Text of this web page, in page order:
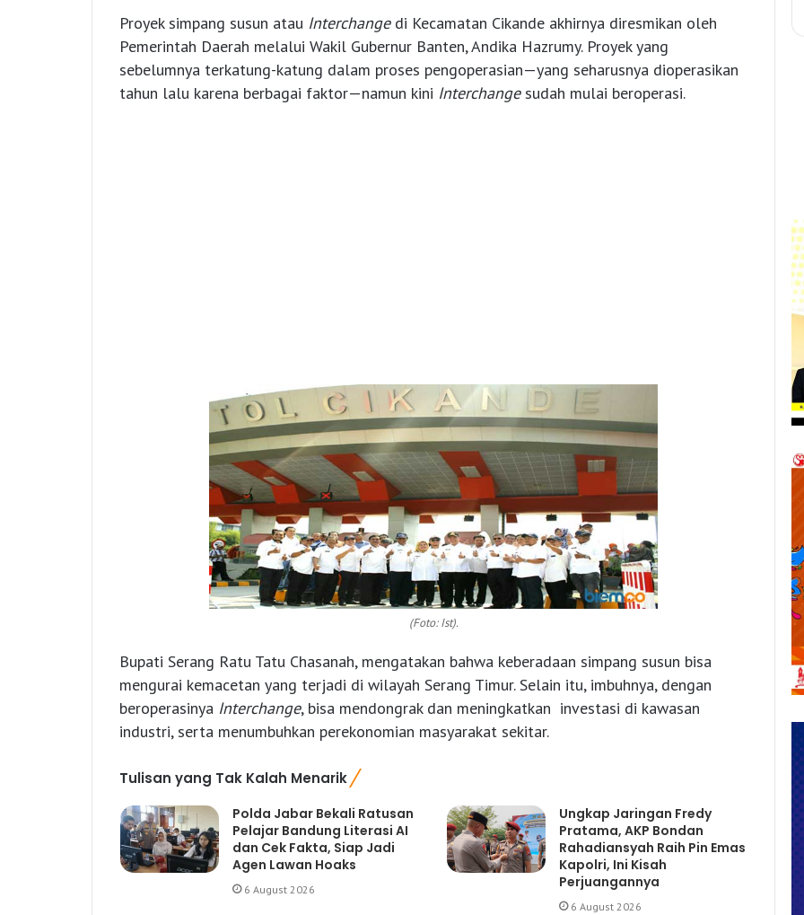
Proyek simpang susun atau Interchangedi Kecamatan Cikande akhirnya diresmikan oleh
Pemerintah Daerah melalui Wakil Gubernur Banten, Andika Hazrumy. Proyek yang
sebelumnya terkatung-katung dalam proses pengoperasian—yang seharusnya dioperasikan
tahun lalu karena berbagai faktor—namun kini Interchangesudah mulai beroperasi.
(Foto: Ist).
Bupati Serang Ratu Tatu Chasanah, mengatakan bahwa keberadaan simpang susun bisa
mengurai kemacetan yang terjadi di wilayah Serang Timur. Selain itu, imbuhnya, dengan
beroperasinya Interchange, bisa mendongrak dan meningkatkan investasi di kawasan
industri, serta menumbuhkan perekonomian masyarakat sekitar.
Tulisan yang Tak Kalah Menarik
Polda Jabar Bekali Ratusan
Pelajar Bandung Literasi AI
dan Cek Fakta, Siap Jadi
Agen Lawan Hoaks
6 August 2026
Ungkap Jaringan Fredy
Pratama, AKP Bondan
Rahadiansyah Raih Pin Emas
Kapolri, Ini Kisah
Perjuangannya
6 August 2026